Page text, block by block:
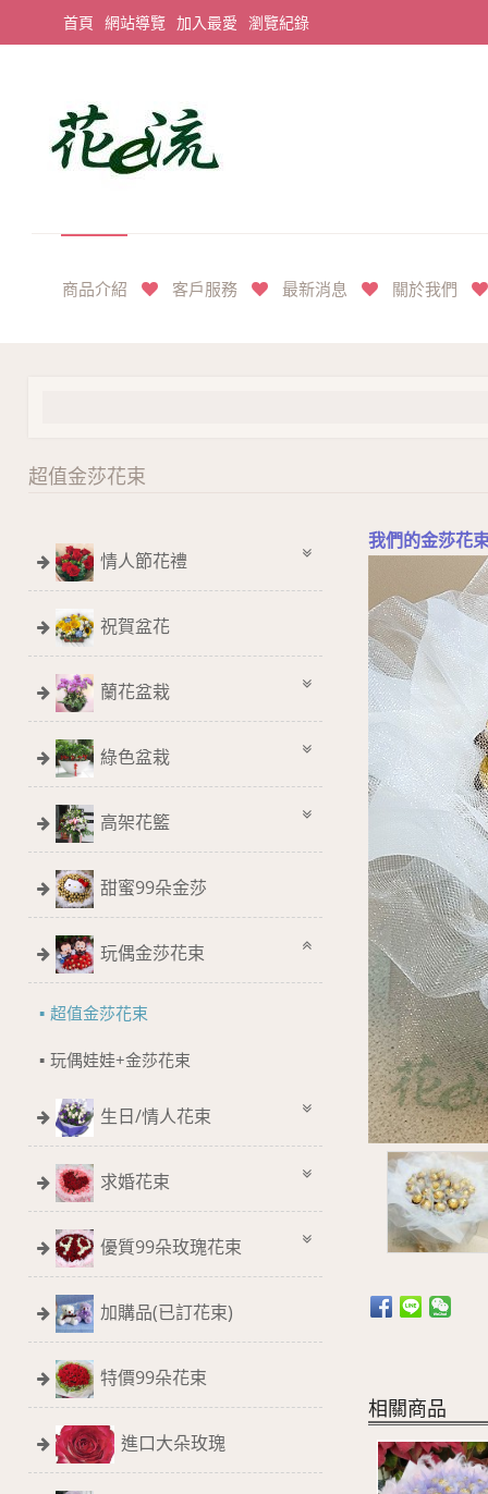
首頁 網站導覽 加入最愛 瀏覽紀錄
商品介紹 客戶服務 最新消息 關於我們
超值金莎花束
情人節花禮
祝賀盆花
蘭花盆栽
綠色盆栽
高架花籃
甜蜜99朵金莎
玩偶金莎花束
超值金莎花束
玩偶娃娃+金莎花束
生日/情人花束
求婚花束
優質99朵玫瑰花束
加購品(已訂花束)
特價99朵花束
進口大朵玫瑰
我們的金莎花
相關商品